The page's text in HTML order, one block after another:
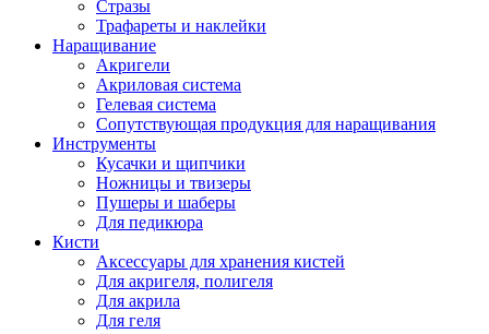
Стразы
Трафареты и наклейки
Наращивание
Акригели
Акриловая система
Гелевая система
Сопутствующая продукция для наращивания
Инструменты
Кусачки и щипчики
Ножницы и твизеры
Пушеры и шаберы
Для педикюра
Кисти
Аксессуары для хранения кистей
Для акригеля, полигеля
Для акрила
Для геля